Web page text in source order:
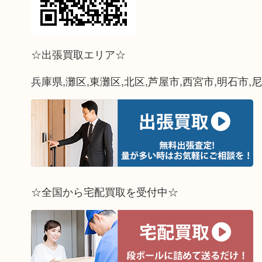
☆出張買取エリア☆
兵庫県,灘区,東灘区,北区,芦屋市,西宮市,明石市,
☆全国から宅配買取を受付中☆